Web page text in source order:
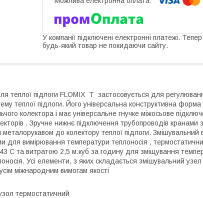
У компанії підключені електронні платежі.
будь-який товар не покидаючи сайту.
теплої підлоги FLOMIX Т застосовується для
теплої підлоги. Його універсальна конструктивна
колектора і має універсальне гнучке міжосьове
. Зручне нижнє підключення трубопроводів кранами
до колектору теплої підлоги.
для вимірювання температури теплоносія ,
С та витратою 2,5 м.куб за годину для зміщування
Усі елементи, з яких складається змішувальний
міжнародним вимогам якості
термостатичний